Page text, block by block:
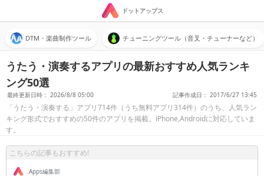
ドットアップス
DTM・楽曲制作ツール チューニングツール（音叉・チューナーなど）
うたう・演奏するアプリの最新おすすめ人気ランキ
ング50選
最終更新日時： 2026/8/8 05:00 記事作成日： 2017/6/27 13:45
「うたう・演奏する」アプリ714件（うち無料アプリ314件）のうち、人気ラン
キング形式でおすすめの50件のアプリを掲載。iPhone,Androidに対応していま
す。
こちらの記事もおすすめ!
.Apps編集部